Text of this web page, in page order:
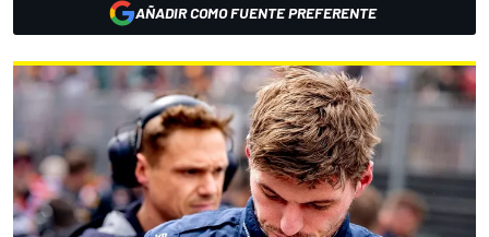
AÑADIR COMO FUENTE PREFERENTE